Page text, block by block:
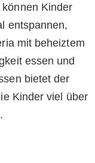
Kinder
entspannen,
mit beheiztem
essen und
bietet der
Kinder viel über